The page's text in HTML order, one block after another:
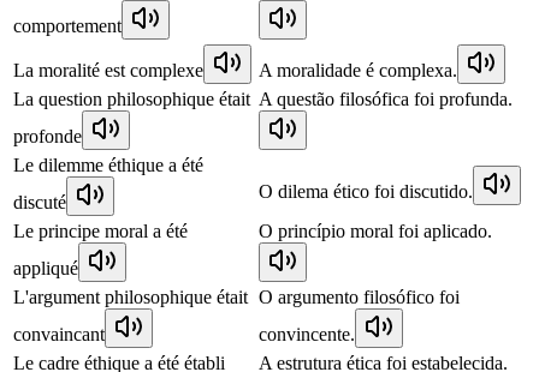
comportement
La moralité est complexe
A moralidade é complexa.
La question philosophique était
profonde
A questão filosófica foi profunda.
Le dilemme éthique a été
discuté
O dilema ético foi discutido.
Le principe moral a été
appliqué
O princípio moral foi aplicado.
L'argument philosophique était
convaincant
O argumento filosófico foi
convincente.
Le cadre éthique a été établi
A estrutura ética foi estabelecida.